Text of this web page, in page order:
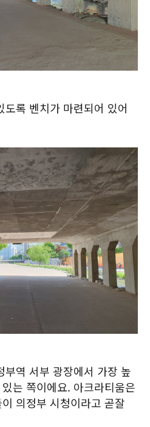
록 벤치가 마련되어 있어
부역 서부 광장에서 가장 높
는 쪽이에요. 아크라티움은
의정부 시청이라고 곧잘